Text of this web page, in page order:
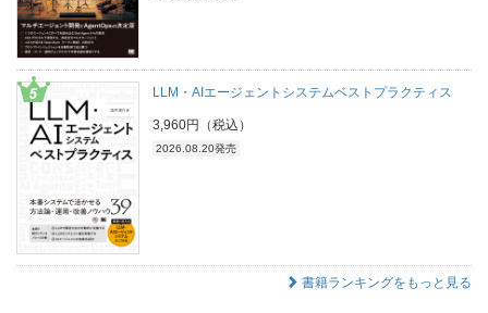
LLM・AIエージェントシステムベストプラクティス
3,960円（税込）
2026.08.20発売
書籍ランキングをもっと見る